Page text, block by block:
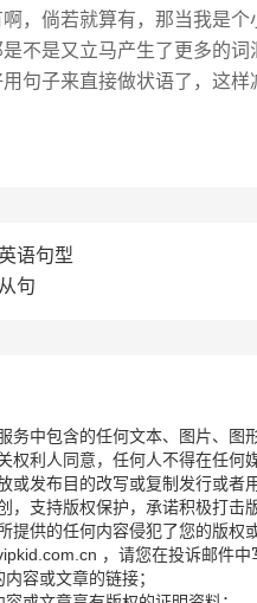
，倘若就算有，那当我是
不是又立马产生了更多的
句子来直接做状语了，这样
语句型
句
务中包含的任何文本、图片、图
权利人同意，任何人不得在任何
或发布目的改写或复制发行或者
，支持版权保护，承诺积极打击
提供的任何内容侵犯了您的版权
，请您在投诉邮件中
内容或文章的链接；